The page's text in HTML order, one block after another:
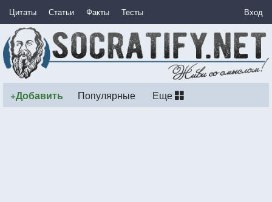
Цитаты Статьи Факты Тесты Вход
+Добавить Популярные Еще